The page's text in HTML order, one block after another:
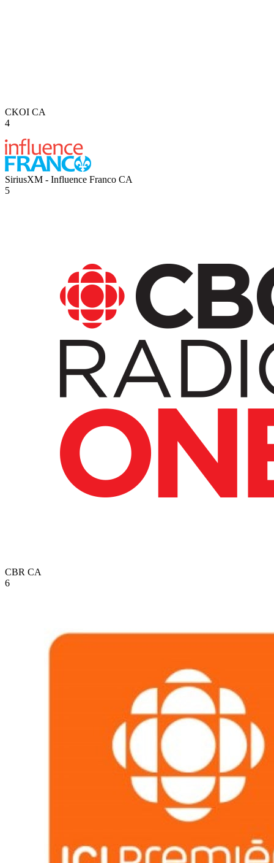
CKOI CA
4
SiriusXM - Influence Franco CA
5
CBR CA
6